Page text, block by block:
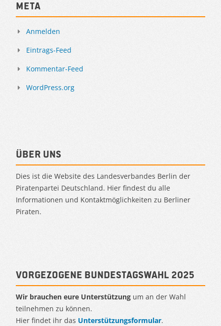
Meta
Anmelden
Eintrags-Feed
Kommentar-Feed
WordPress.org
Über uns
Dies ist die Website des Landesverbandes Berlin der
Piratenpartei Deutschland. Hier findest du alle
Informationen und Kontaktmöglichkeiten zu Berliner
Piraten.
Vorgezogene Bundestagswahl 2025
Wir brauchen eure Unterstützung um an der Wahl
teilnehmen zu können.
Hier findet ihr das Unterstützungsformular.